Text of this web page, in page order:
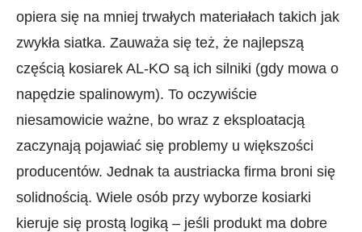
opiera się na mniej trwałych materiałach takich jak
zwykła siatka. Zauważa się też, że najlepszą
częścią kosiarek AL-KO są ich silniki (gdy mowa o
napędzie spalinowym). To oczywiście
niesamowicie ważne, bo wraz z eksploatacją
zaczynają pojawiać się problemy u większości
producentów. Jednak ta austriacka firma broni się
solidnością. Wiele osób przy wyborze kosiarki
kieruje się prostą logiką – jeśli produkt ma dobre